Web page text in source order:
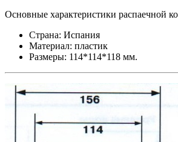
Основные характеристики распаечной
Страна: Испания
Материал: пластик
Размеры: 114*114*118 мм.